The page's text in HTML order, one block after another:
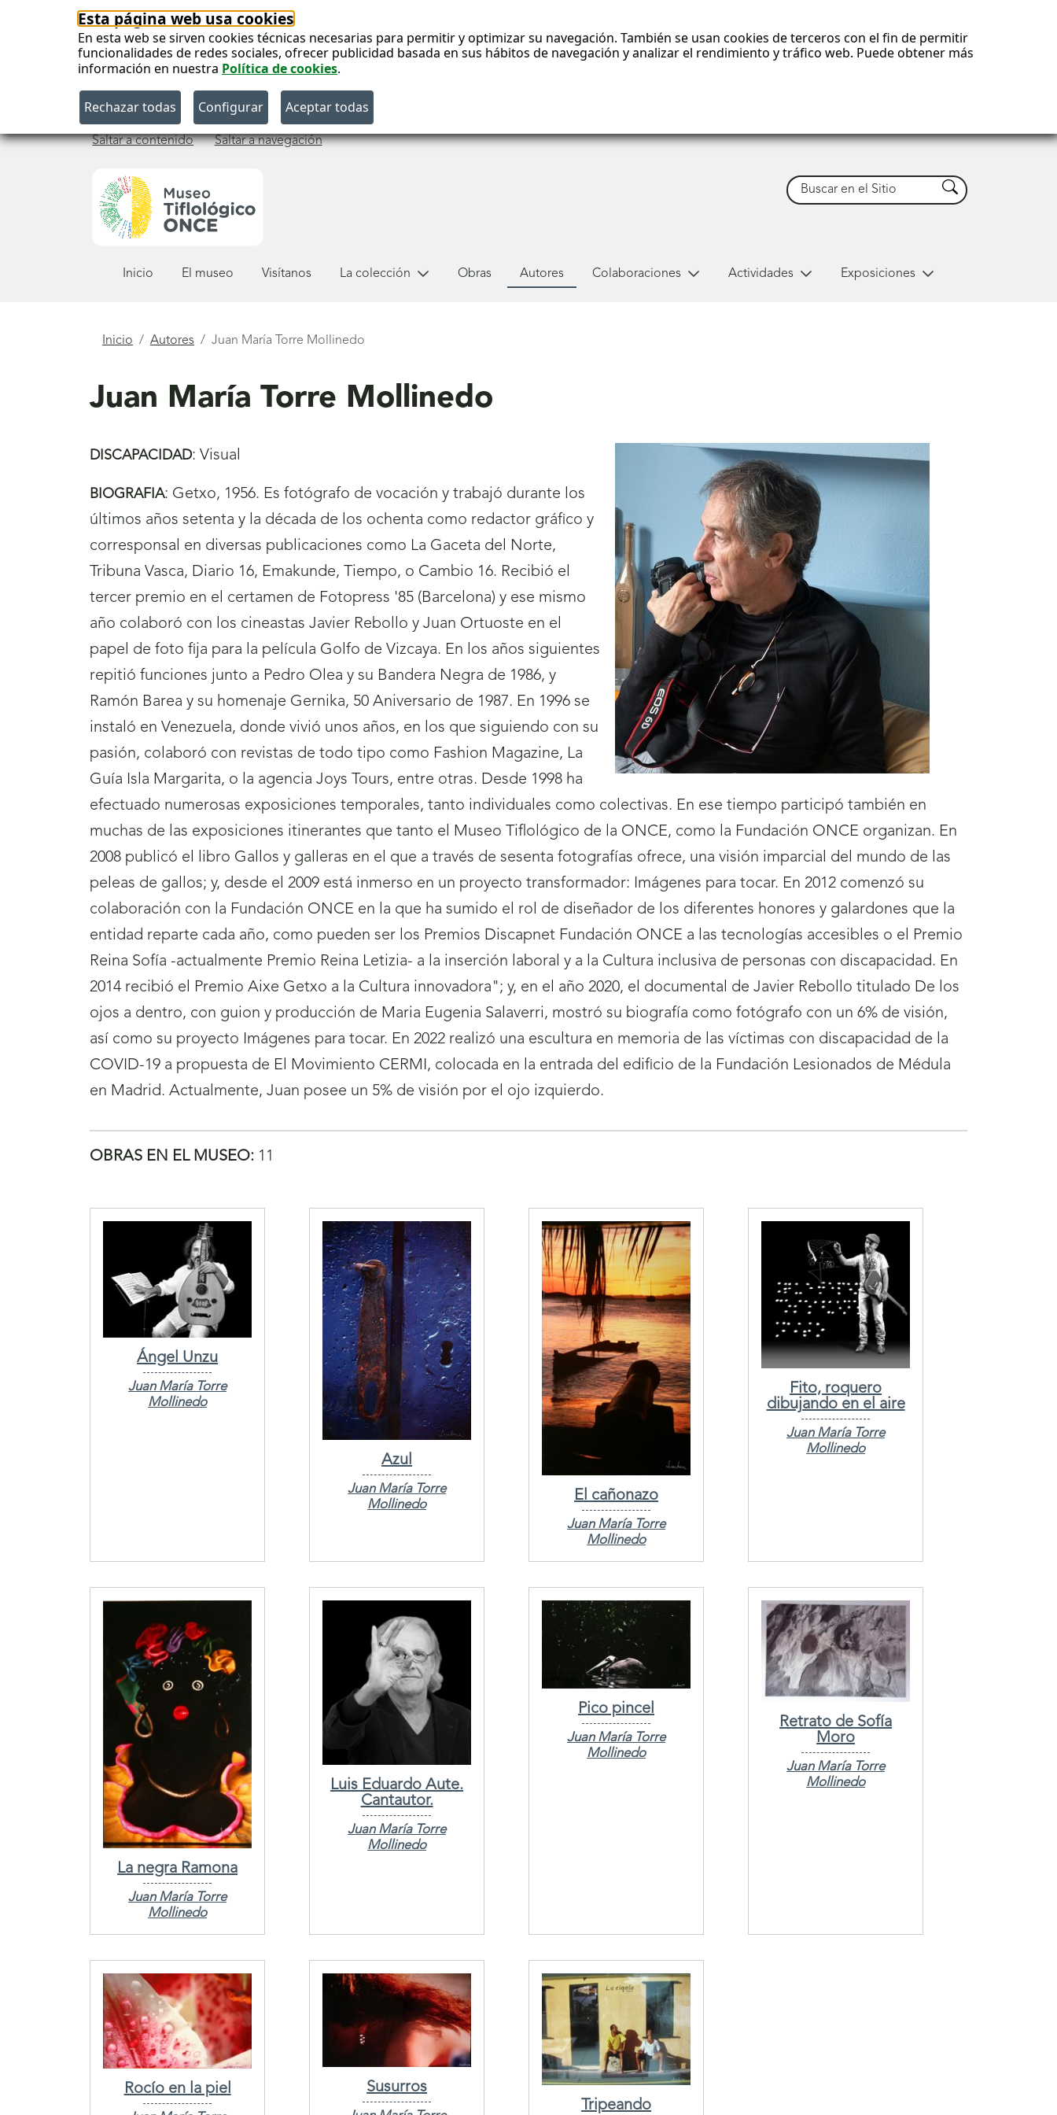
Esta página web usa cookies
En esta web se sirven cookies técnicas necesarias para permitir y optimizar su navegación. También se usan cookies de terceros con el fin de permitir
funcionalidades de redes sociales, ofrecer publicidad basada en sus hábitos de navegación y analizar el rendimiento y tráfico web. Puede obtener más
información en nuestra Política de cookies.
Saltar a contenido Saltar a navegación
Buscar Buscar
Inicio El museo Visítanos La colección Obras Autores Colaboraciones Actividades Exposiciones
Está
Inicio Autores Juan María Torre Mollinedo
Juan María Torre Mollinedo
DISCAPACIDAD: Visual
BIOGRAFIA: Getxo, 1956. Es fotógrafo de vocación y trabajó durante los
últimos años setenta y la década de los ochenta como redactor gráfico y
corresponsal en diversas publicaciones como La Gaceta del Norte,
Tribuna Vasca, Diario 16, Emakunde, Tiempo, o Cambio 16. Recibió el
tercer premio en el certamen de Fotopress '85 (Barcelona) y ese mismo
año colaboró con los cineastas Javier Rebollo y Juan Ortuoste en el
papel de foto fija para la película Golfo de Vizcaya. En los años siguientes
repitió funciones junto a Pedro Olea y su Bandera Negra de 1986, y
Ramón Barea y su homenaje Gernika, 50 Aniversario de 1987. En 1996 se
instaló en Venezuela, donde vivió unos años, en los que siguiendo con su
pasión, colaboró con revistas de todo tipo como Fashion Magazine, La
Guía Isla Margarita, o la agencia Joys Tours, entre otras. Desde 1998 ha
efectuado numerosas exposiciones temporales, tanto individuales como colectivas. En ese tiempo participó también en
muchas de las exposiciones itinerantes que tanto el Museo Tiflológico de la ONCE, como la Fundación ONCE organizan. En
2008 publicó el libro Gallos y galleras en el que a través de sesenta fotografías ofrece, una visión imparcial del mundo de las
peleas de gallos; y, desde el 2009 está inmerso en un proyecto transformador: Imágenes para tocar. En 2012 comenzó su
colaboración con la Fundación ONCE en la que ha sumido el rol de diseñador de los diferentes honores y galardones que la
entidad reparte cada año, como pueden ser los Premios Discapnet Fundación ONCE a las tecnologías accesibles o el Premio
Reina Sofía -actualmente Premio Reina Letizia- a la inserción laboral y a la Cultura inclusiva de personas con discapacidad. En
2014 recibió el Premio Aixe Getxo a la Cultura innovadora"; y, en el año 2020, el documental de Javier Rebollo titulado De los
ojos a dentro, con guion y producción de Maria Eugenia Salaverri, mostró su biografía como fotógrafo con un 6% de visión,
así como su proyecto Imágenes para tocar. En 2022 realizó una escultura en memoria de las víctimas con discapacidad de la
COVID-19 a propuesta de El Movimiento CERMI, colocada en la entrada del edificio de la Fundación Lesionados de Médula
en Madrid. Actualmente, Juan posee un 5% de visión por el ojo izquierdo.
OBRAS EN EL MUSEO: 11
Ángel Unzu
Juan María Torre
Mollinedo
Azul
Juan María Torre
Mollinedo
El cañonazo
Juan María Torre
Mollinedo
Fito, roquero
dibujando en el aire
Juan María Torre
Mollinedo
La negra Ramona
Juan María Torre
Mollinedo
Luis Eduardo Aute.
Cantautor.
Juan María Torre
Mollinedo
Pico pincel
Juan María Torre
Mollinedo
Retrato de Sofía
Moro
Juan María Torre
Mollinedo
Rocío en la piel Susurros
Tripeando